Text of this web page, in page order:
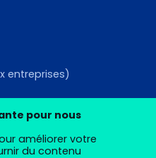
entreprises)
pour nous
améliorer votre
du contenu